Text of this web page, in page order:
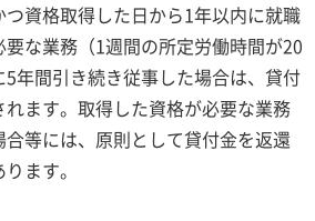
資格取得した日から1年以内に就職
な業務（1週間の所定労働時間が20
年間引き続き従事した場合は、貸付
ます。取得した資格が必要な業務
等には、原則として貸付金を返還
ます。